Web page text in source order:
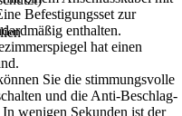
Befestigungsset zur
enthalten.
hat einen
Sie die stimmungsvolle
und die Anti-Beschlag-
wenigen Sekunden ist der